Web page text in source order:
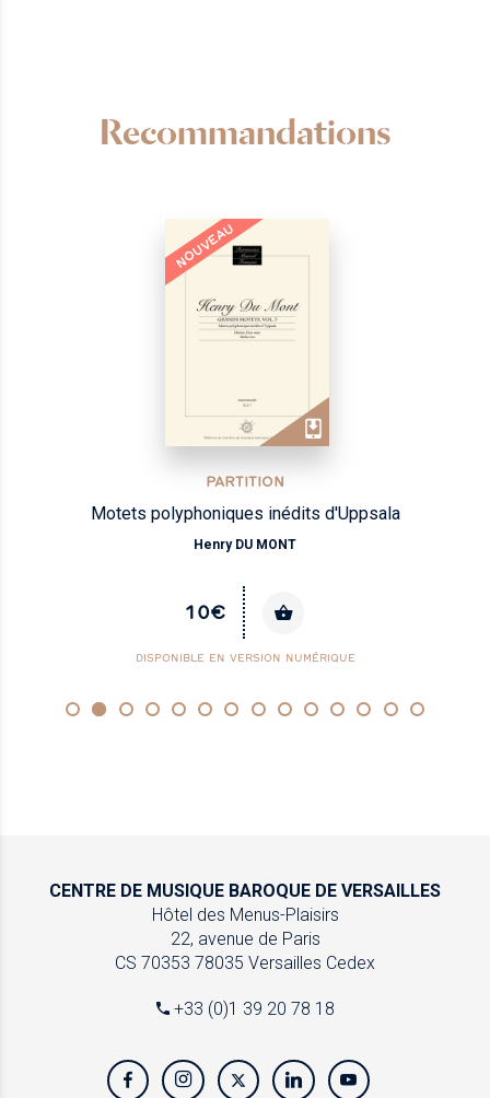
Recommandations
NOUVEAU
PARTITION
Motets polyphoniques inédits d'Uppsala
Henry DU MONT
10€
DISPONIBLE EN VERSION NUMÉRIQUE
CENTRE DE MUSIQUE BAROQUE DE VERSAILLES
Hôtel des Menus-Plaisirs
22, avenue de Paris
CS 70353 78035 Versailles Cedex
+33 (0)1 39 20 78 18